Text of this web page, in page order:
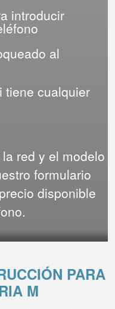
introducir
al
tiene cualquier
red y el modelo
formulario
disponible
PARA
M